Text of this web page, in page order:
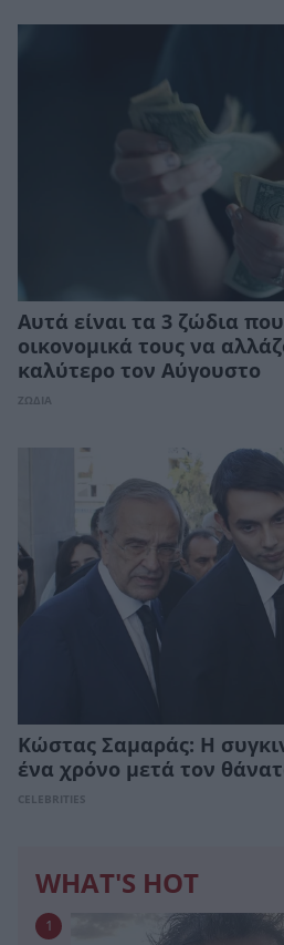
Αυτά είναι τα 3 ζώδια
οικονομικά τους να
καλύτερο τον Αύγουστο
ΖΩΔΙΑ
Κώστας Σαμαράς: Η
ένα χρόνο μετά τον
CELEBRITIES
WHAT'S HOT
1